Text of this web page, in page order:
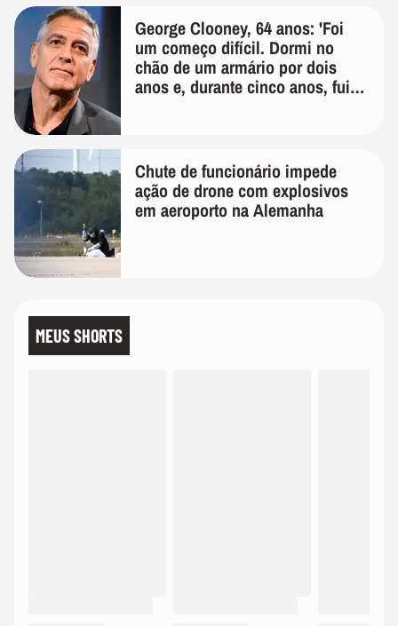
George Clooney, 64 anos: 'Foi
um começo difícil. Dormi no
chão de um armário por dois
anos e, durante cinco anos, fui
Chute de funcionário impede
ação de drone com explosivos
em aeroporto na Alemanha
MEUS SHORTS